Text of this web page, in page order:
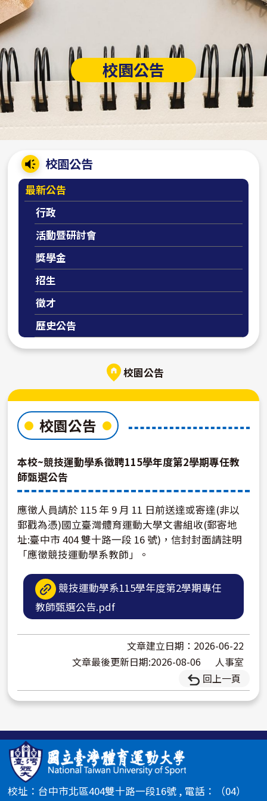
校園公告
校園公告
最新公告
行政
活動暨研討會
獎學金
招生
徵才
歷史公告
校園公告
校園公告
本校~競技運動學系徵聘115學年度第2學期專任教
師甄選公告
應徵人員請於 115 年 9 月 11 日前送達或寄達(非以
郵戳為憑)國立臺灣體育運動大學文書組收(郵寄地
址:臺中市 404 雙十路一段 16 號)，信封封面請註明
「應徵競技運動學系教師」。
競技運動學系115學年度第2學期專任
教師甄選公告.pdf
文章建立日期：2026-06-22
文章最後更新日期:2026-08-06
人事室
回上一頁
校址：台中市北區404雙十路一段16號 , 電話：（04）